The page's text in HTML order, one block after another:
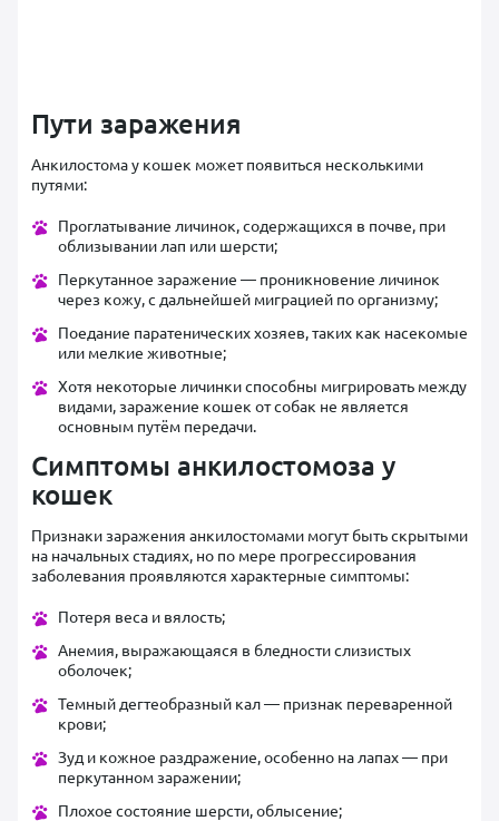
Пути заражения
Анкилостома у кошек может появиться несколькими
путями:
Проглатывание личинок, содержащихся в почве, при
облизывании лап или шерсти;
Перкутанное заражение — проникновение личинок
через кожу, с дальнейшей миграцией по организму;
Поедание паратенических хозяев, таких как насекомые
или мелкие животные;
Хотя некоторые личинки способны мигрировать между
видами, заражение кошек от собак не является
основным путём передачи.
Симптомы анкилостомоза у
кошек
Признаки заражения анкилостомами могут быть скрытыми
на начальных стадиях, но по мере прогрессирования
заболевания проявляются характерные симптомы:
Потеря веса и вялость;
Анемия, выражающаяся в бледности слизистых
оболочек;
Темный дегтеобразный кал — признак переваренной
крови;
Зуд и кожное раздражение, особенно на лапах — при
перкутанном заражении;
Плохое состояние шерсти, облысение;